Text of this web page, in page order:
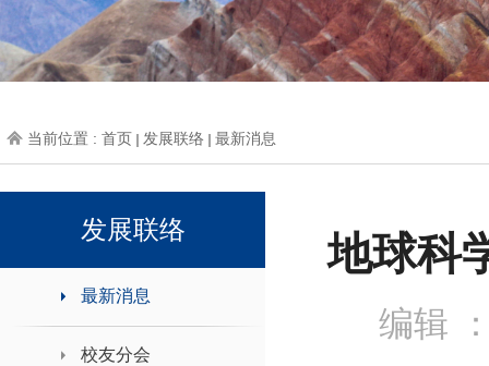
组织机构
师资力量
党委会议纪要
党政联席会议纪要
人力资源会议纪要
办事指南
人才招聘
年度考核
下载专区
通知
科研
地科
当前位置 : 首页 发展联络 最新消息
发展联络
最新消息
校友分会
地球科
编辑